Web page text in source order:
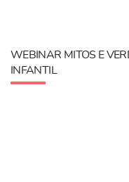
WEBINAR MITOS E
INFANTIL